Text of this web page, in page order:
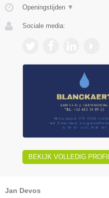
Openingstijden ▼
Sociale media:
BEKIJK VOLLEDIG
Jan Devos